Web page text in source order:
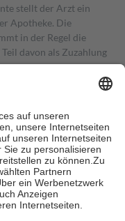
stellt der Arzt ein
Apotheke. Die
in der Regel die
davon als Zuzahlung
in Höhe von zehn
als die tatsächlichen
Online-Apotheken.
beträgt die
zehn Euro je
eigene Gesundheit zu
zu unterstützen,